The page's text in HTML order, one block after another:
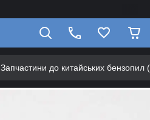
Запчастини до китайських